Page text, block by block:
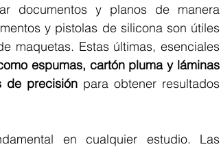
documentos y planos de manera
y pistolas de silicona son útiles
maquetas. Estas últimas, esenciales
espumas, cartón pluma y láminas
de precisión para obtener resultados